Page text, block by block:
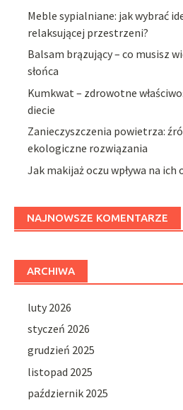
Meble sypialniane: jak wybrać
relaksującej przestrzeni?
Balsam brązujący – co musisz
słońca
Kumkwat – zdrowotne
diecie
Zanieczyszczenia powietrza:
ekologiczne rozwiązania
Jak makijaż oczu wpływa na
NAJNOWSZE KOMENTARZE
ARCHIWA
luty 2026
styczeń 2026
grudzień 2025
listopad 2025
październik 2025